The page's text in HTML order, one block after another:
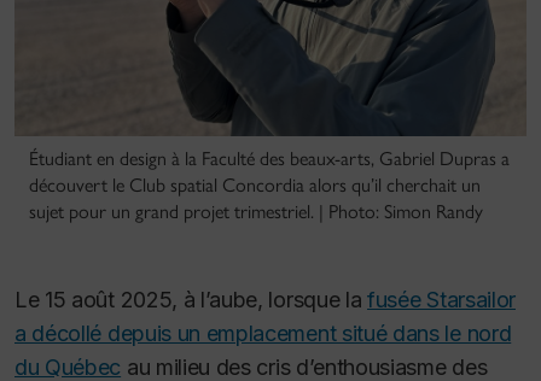
Étudiant en design à la Faculté des beaux-arts, Gabriel Dupras a
découvert le Club spatial Concordia alors qu’il cherchait un
sujet pour un grand projet trimestriel. | Photo: Simon Randy
Le 15 août 2025, à l’aube, lorsque lafusée Starsailor
a décollé depuis un emplacement situé dans le nord
du Québec au milieu des cris d’enthousiasme des